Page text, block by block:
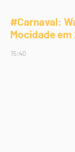
#Carnaval:
Mocidade em
15:40